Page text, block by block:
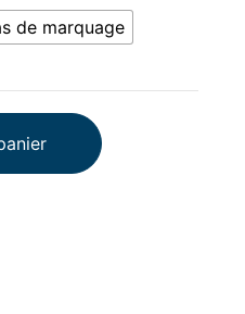
de marquage